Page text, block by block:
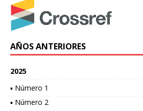
AÑOS ANTERIORES
2025
▪ Número 1
▪ Número 2